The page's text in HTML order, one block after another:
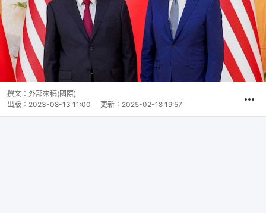
撰文： 外部來稿(國際)
出版： 2023-08-13 11:00 更新： 2025-02-18 19:57